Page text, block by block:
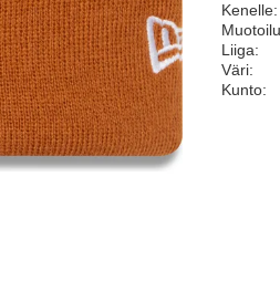
Kenelle:
Liiga:
Väri:
Kunto: